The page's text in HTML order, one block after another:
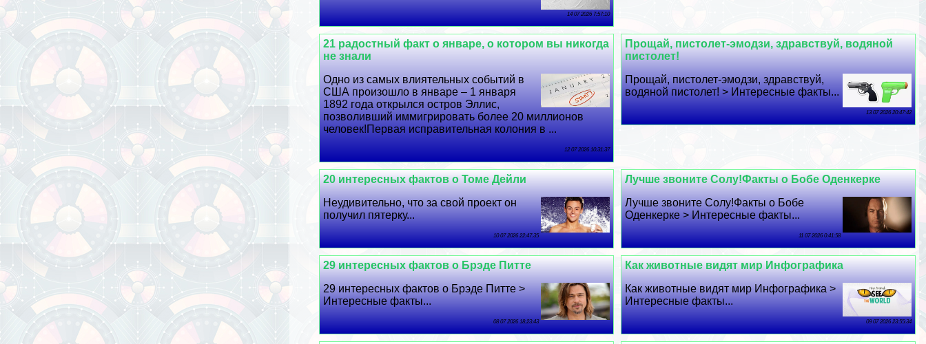
14 07 2026 7:57:10
Прощай, пистолет-эмодзи, здравствуй, водяной
пистолет!
Прощай, пистолет-эмодзи, здравствуй,
водяной пистолет! > Интересные факты...
13 07 2026 20:47:42
21 радостный факт о январе, о котором вы никогда
не знали
Одно из самых влиятельных событий в
США произошло в январе – 1 января
1892 года открылся остров Эллис,
позволивший иммигрировать более 20 миллионов
человек!Первая исправительная колония в ...
12 07 2026 10:31:37
Лучше звоните Солу!Факты о Бобе Оденкерке
Лучше звоните Солу!Факты о Бобе
Оденкерке > Интересные факты...
11 07 2026 0:41:58
20 интересных фактов о Томе Дейли
Неудивительно, что за свой проект он
получил пятерку...
10 07 2026 22:47:35
Как животные видят мир Инфографика
Как животные видят мир Инфографика >
Интересные факты...
09 07 2026 23:55:34
29 интересных фактов о Брэде Питте
29 интересных фактов о Брэде Питте >
Интересные факты...
08 07 2026 18:23:43